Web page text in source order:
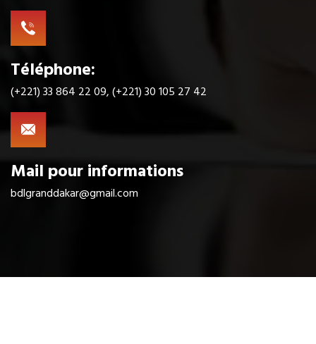
Téléphone:
(+221) 33 864 22 09, (+221) 30 105 27 42
Mail pour informations
bdlgranddakar@gmail.com